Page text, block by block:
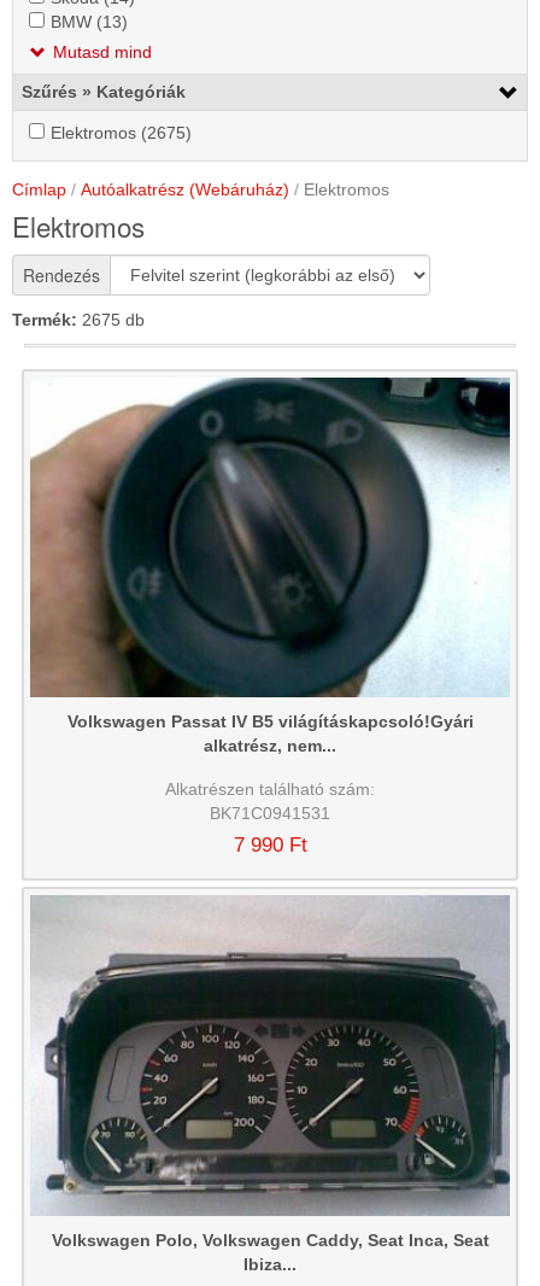
alkalmazása
szűrő
alkalmazása alkalmazása
BMW
szűrő
alkalmazása
BMW (13)
szűrő
alkalmazása
Mutasd mind
Szűrés » Kategóriák
Elektromos
szűrő
alkalmazása
Elektromos (2675)
szűrő
alkalmazása
Címlap Autóalkatrész (Webáruház) Elektromos
Elektromos
Rendezés
Termék: 2675 db
Volkswagen Passat IV B5 világításkapcsoló!Gyári
alkatrész, nem...
Alkatrészen található szám:
BK71C0941531
7 990 Ft
Volkswagen Polo, Volkswagen Caddy, Seat Inca, Seat
Ibiza...